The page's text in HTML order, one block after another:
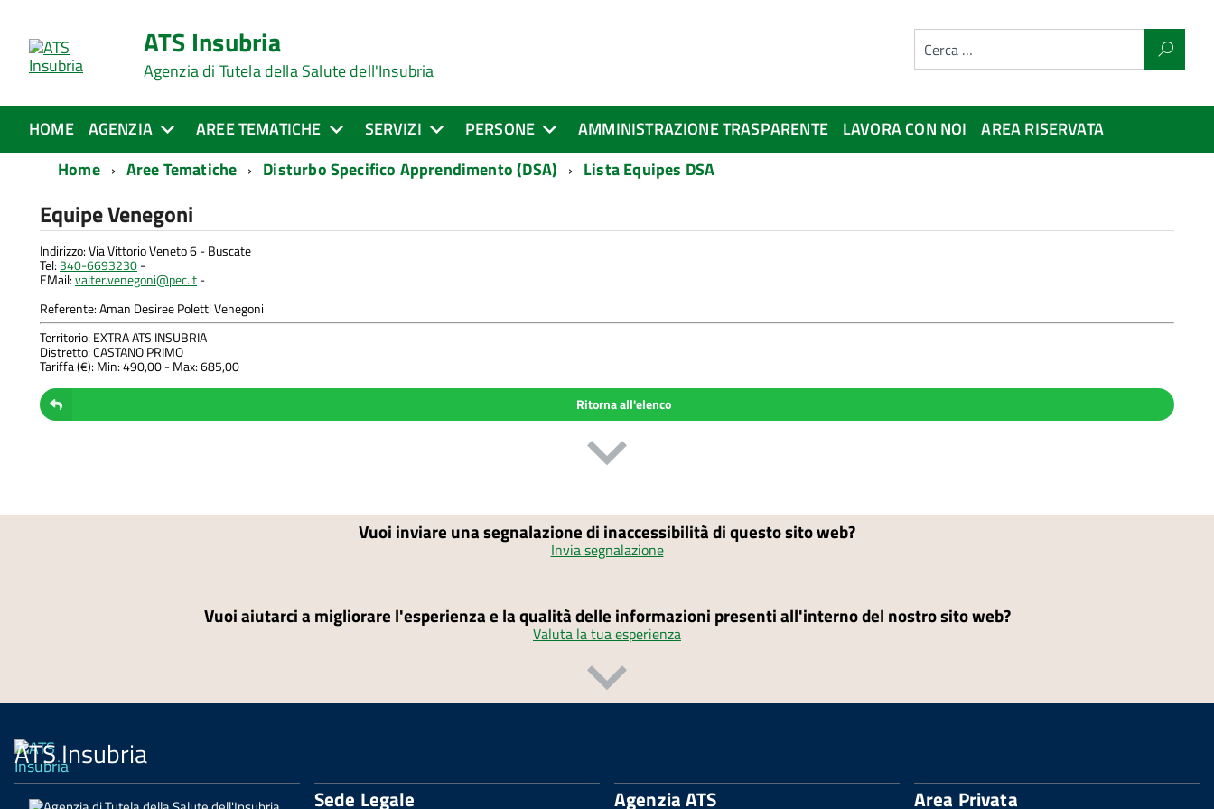
ATS Insubria
Agenzia di Tutela della Salute dell'Insubria
HOME AGENZIA AREE TEMATICHE SERVIZI PERSONE AMMINISTRAZIONE TRASPARENTE LAVORA CON NOI
AREA RISERVATA
Home
Aree Tematiche Disturbo Specifico Apprendimento (DSA) Lista Equipes DSA
Equipe Venegoni
Indirizzo: Via Vittorio Veneto 6 - Buscate
Tel:340-6693230-
EMail:valter.venegoni@pec.it-
Referente: Aman Desiree Poletti Venegoni
Territorio: EXTRA ATS INSUBRIA
Distretto: CASTANO PRIMO
Tariffa (€): Min: 490,00 - Max: 685,00
Ritorna all'elenco
Vuoi inviare una segnalazione di inaccessibilità di questo sito web?
Invia segnalazione
Vuoi aiutarci a migliorare l'esperienza e la qualità delle informazioni presenti all'interno del nostro sito web?
Valuta la tua esperienza
ATS Insubria
Sede Legale Agenzia ATS Area Privata